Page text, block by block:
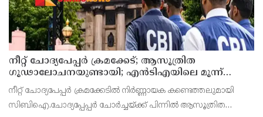
നീറ്റ് ചോദ്യപേപ്പര്‍ ക്രമക്കേട്; ആസൂത്രിത
ഗൂഢാലോചനയുണ്ടായി; എന്‍ടിഎയിലെ മൂന്ന്
സബ്ജക്ട് വിദഗ്ധര്‍ക്ക് പങ്കുണ്ടെന്ന നിർണായക
കണ്ടെത്തലുമായി സിബിഐ
നീറ്റ് ചോദ്യപേപ്പര്‍ ക്രമക്കേടിൽ നിർണ്ണായക കണ്ടെത്തലുമായി
സിബിഐ.ചോദ്യപ്പേപ്പർ ചോർച്ചയ്ക്ക് പിന്നില്‍ ആസൂത്രിത